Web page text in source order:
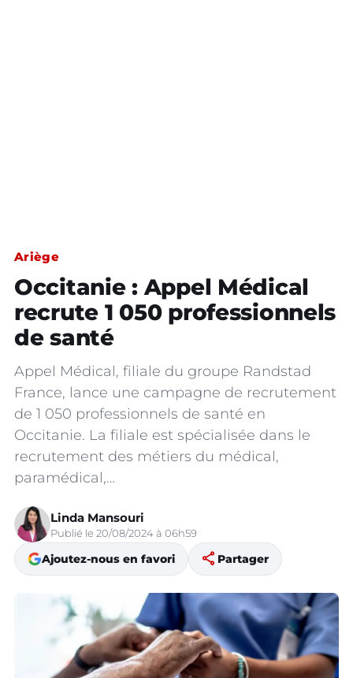
Ariège
Occitanie : Appel Médical
recrute 1 050 professionnels
de santé
Appel Médical, filiale du groupe Randstad
France, lance une campagne de recrutement
de 1 050 professionnels de santé en
Occitanie. La filiale est spécialisée dans le
recrutement des métiers du médical,
paramédical,…
Linda Mansouri
Publié le 20/08/2024 à 06h59
Ajoutez-nous en favori share Partager